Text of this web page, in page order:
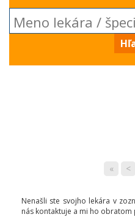
« <
Nenašli ste svojho lekára v
nás kontaktuje a mi ho obratom